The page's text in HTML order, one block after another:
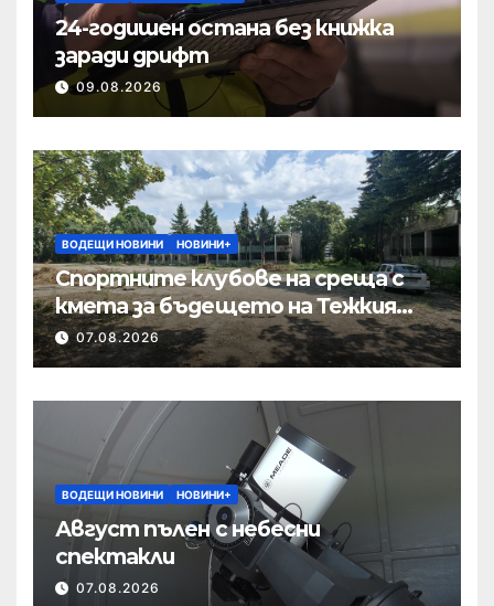
24-годишен остана без книжка
заради дрифт
09.08.2026
ВОДЕЩИ НОВИНИ НОВИНИ+
Спортните клубове на среща с
кмета за бъдещето на Тежкия
полк
07.08.2026
ВОДЕЩИ НОВИНИ НОВИНИ+
Август пълен с небесни
спектакли
07.08.2026